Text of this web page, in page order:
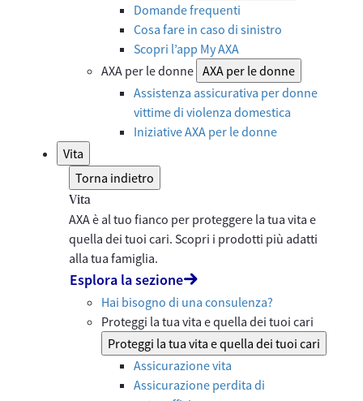
Domande frequenti
Cosa fare in caso di sinistro
Scopri l’app My AXA
AXA per le donne AXA per le donne
Assistenza assicurativa per donne
vittime di violenza domestica
Iniziative AXA per le donne
Vita
Torna indietro
Vita
AXA è al tuo fianco per proteggere la tua vita e
quella dei tuoi cari. Scopri i prodotti più adatti
alla tua famiglia.
Esplora la sezione
Hai bisogno di una consulenza?
Proteggi la tua vita e quella dei tuoi cari
Proteggi la tua vita e quella dei tuoi cari
Assicurazione vita
Assicurazione perdita di